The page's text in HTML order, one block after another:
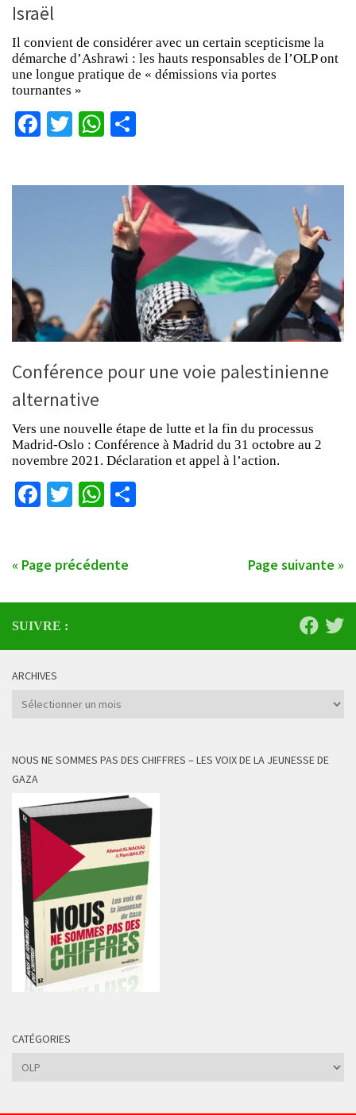
Israël
Il convient de considérer avec un certain scepticisme la
démarche d’Ashrawi : les hauts responsables de l’OLP ont
une longue pratique de « démissions via portes
tournantes »
Facebook
TwitterWhatsApp
Conférence pour une voie palestinienne
alternative
Vers une nouvelle étape de lutte et la fin du processus
Madrid-Oslo : Conférence à Madrid du 31 octobre au 2
novembre 2021. Déclaration et appel à l’action.
Facebook
TwitterWhatsApp
« Page précédente Page suivante »
SUIVRE :
ARCHIVES
Archives
NOUS NE SOMMES PAS DES CHIFFRES – LES VOIX DE LA JEUNESSE DE
GAZA
CATÉGORIES
Catégories